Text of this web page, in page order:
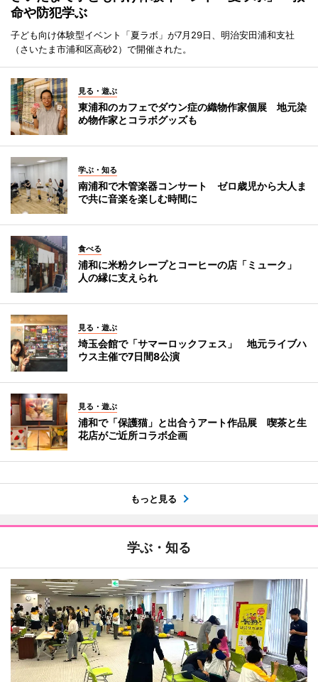
命や防犯学ぶ
子ども向け体験型イベント「夏ラボ」が7月29日、明治安田浦和支社
（さいたま市浦和区高砂2）で開催された。
見る・遊ぶ
東浦和のカフェでダウン症の織物作家個展 地元染
め物作家とコラボグッズも
学ぶ・知る
南浦和で木管楽器コンサート ゼロ歳児から大人ま
で共に音楽を楽しむ時間に
食べる
浦和に米粉クレープとコーヒーの店「ミューク」
人の縁に支えられ
見る・遊ぶ
埼玉会館で「サマーロックフェス」 地元ライブハ
ウス主催で7日間8公演
見る・遊ぶ
浦和で「保護猫」と出合うアート作品展 喫茶と生
花店がご近所コラボ企画
もっと見る
学ぶ・知る